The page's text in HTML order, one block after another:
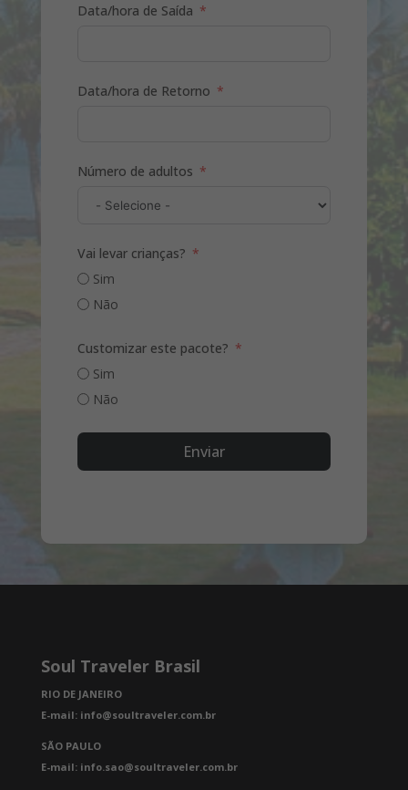
cidade de origem.
Data/hora de Saída
Data/hora de Retorno
Número de adultos
Vai levar crianças?
Sim
Não
Customizar este pacote?
Sim
Não
Enviar
Soul Traveler Brasil
RIO DE JANEIRO
E-mail: info@soultraveler.com.br
SÃO PAULO
E-mail: info.sao@soultraveler.com.br